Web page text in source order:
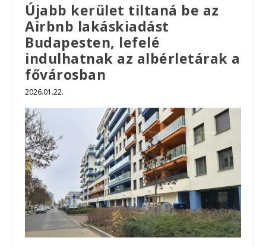
Újabb kerület tiltaná be az
Airbnb lakáskiadást
Budapesten, lefelé
indulhatnak az albérletárak a
fővárosban
2026.01.22.